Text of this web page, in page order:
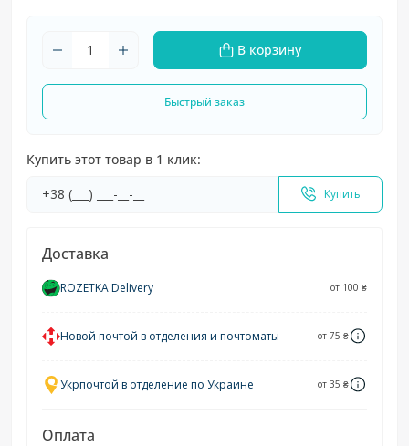
В корзину
Быстрый заказ
Купить этот товар в 1 клик:
Купить
Доставка
ROZETKA Delivery от 100 ₴
Новой почтой в отделения и почтоматы от 75 ₴
Укрпочтой в отделение по Украине от 35 ₴
Оплата